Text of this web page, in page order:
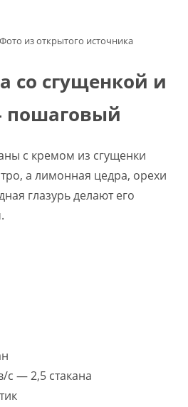
из открытого источника
со сгущенкой и
пошаговый
с кремом из сгущенки
а лимонная цедра, орехи
глазурь делают его
— 2,5 стакана